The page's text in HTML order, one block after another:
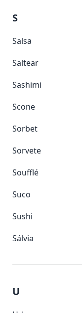
S
Salsa
Saltear
Sashimi
Scone
Sorbet
Sorvete
Soufflé
Suco
Sushi
Sálvia
U